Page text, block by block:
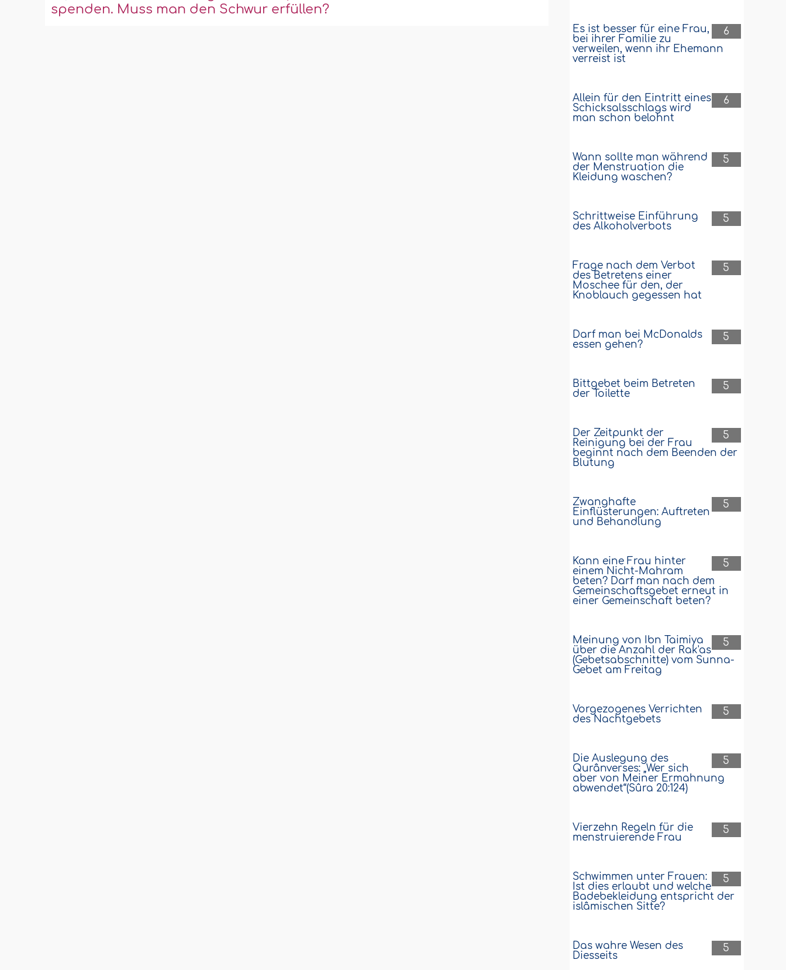
spenden. Muss man den Schwur erfüllen?
6
Es ist besser für eine Frau,
bei ihrer Familie zu
verweilen, wenn ihr Ehemann
verreist ist
6
Allein für den Eintritt eines
Schicksalsschlags wird
man schon belohnt
5
Wann sollte man während
der Menstruation die
Kleidung waschen?
5
Schrittweise Einführung
des Alkoholverbots
5
Frage nach dem Verbot
des Betretens einer
Moschee für den, der
Knoblauch gegessen hat
5
Darf man bei McDonalds
essen gehen?
5
Bittgebet beim Betreten
der Toilette
5
Der Zeitpunkt der
Reinigung bei der Frau
beginnt nach dem Beenden der
Blutung
5
Zwanghafte
Einflüsterungen: Auftreten
und Behandlung
5
Kann eine Frau hinter
einem Nicht-Mahram
beten? Darf man nach dem
Gemeinschaftsgebet erneut in
einer Gemeinschaft beten?
5
Meinung von Ibn Taimiya
über die Anzahl der Rak'as
(Gebetsabschnitte) vom Sunna-
Gebet am Freitag
5
Vorgezogenes Verrichten
des Nachtgebets
5
Die Auslegung des
Qurânverses: „Wer sich
aber von Meiner Ermahnung
abwendet“(Sûra 20:124)
5
Vierzehn Regeln für die
menstruierende Frau
5
Schwimmen unter Frauen:
Ist dies erlaubt und welche
Badebekleidung entspricht der
islâmischen Sitte?
5
Das wahre Wesen des
Diesseits